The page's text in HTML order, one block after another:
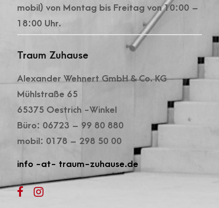
mobil) von Montag bis Freitag von 10:00 –
18:00 Uhr.
Traum Zuhause
Alexander Wehnert GmbH & Co. KG
Mühlstraße 65
65375 Oestrich -Winkel
Büro: 06723 – 99 80 880
mobil: 0178 – 298 50 00
info -at- traum-zuhause.de